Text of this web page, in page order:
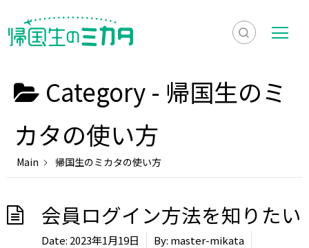
検
検
を
表
メ
ュ
Category - 帰国生のミ
カタの使い方
Main 帰国生のミカタの使い方
会員ログイン方法を知りたい
Date: 2023年1月19日 By: master-mikata